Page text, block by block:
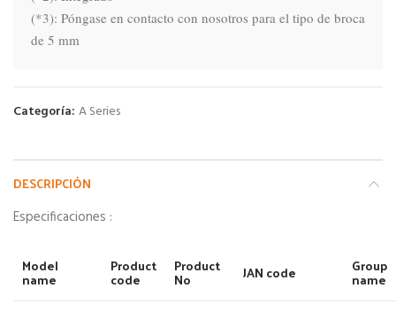
(*3): Póngase en contacto con nosotros para el tipo de broca
de 5 mm
Categoría: A Series
DESCRIPCIÓN
Especificaciones :
Model
name
Product
code
Product
No JAN code Group
name